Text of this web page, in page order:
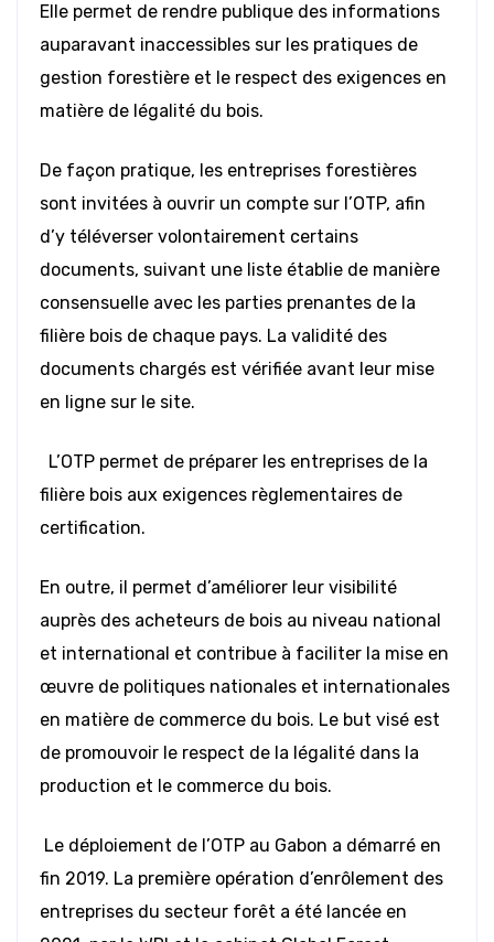
Elle permet de rendre publique des informations
auparavant inaccessibles sur les pratiques de
gestion forestière et le respect des exigences en
matière de légalité du bois.
De façon pratique, les entreprises forestières
sont invitées à ouvrir un compte sur l’OTP, afin
d’y téléverser volontairement certains
documents, suivant une liste établie de manière
consensuelle avec les parties prenantes de la
filière bois de chaque pays. La validité des
documents chargés est vérifiée avant leur mise
en ligne sur le site.
L’OTP permet de préparer les entreprises de la
filière bois aux exigences règlementaires de
certification.
En outre, il permet d’améliorer leur visibilité
auprès des acheteurs de bois au niveau national
et international et contribue à faciliter la mise en
œuvre de politiques nationales et internationales
en matière de commerce du bois. Le but visé est
de promouvoir le respect de la légalité dans la
production et le commerce du bois.
Le déploiement de l’OTP au Gabon a démarré en
fin 2019. La première opération d’enrôlement des
entreprises du secteur forêt a été lancée en